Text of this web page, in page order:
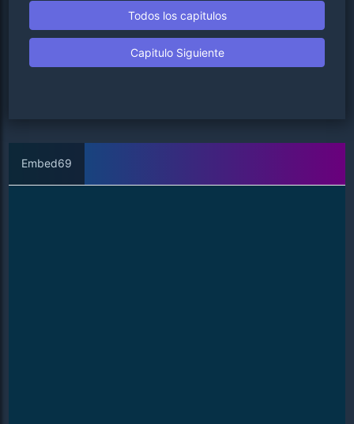
Todos los capitulos
Capitulo Siguiente
Embed69